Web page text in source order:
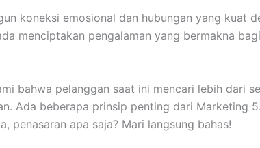
koneksi emosional dan hubungan yang kuat
menciptakan pengalaman yang bermakna
bahwa pelanggan saat ini mencari lebih dari
Ada beberapa prinsip penting dari Marketing
penasaran apa saja? Mari langsung bahas!